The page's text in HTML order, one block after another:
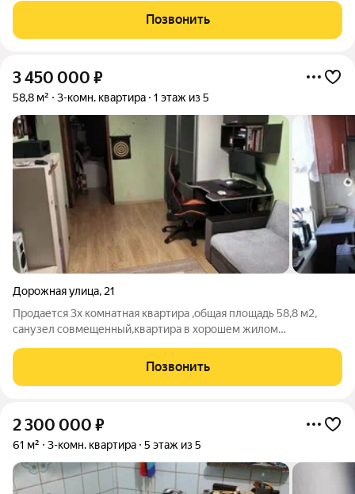
Позвонить
3 450 000 ₽
58,8 м² 3-комн. квартира 1 этаж из 5
Дорожная улица, 21
Продается 3х комнатная квартира ,общая площадь 58,8 м2,
санузел совмещенный,квартира в хорошем жилом
Позвонить
2 300 000 ₽
61 м² 3-комн. квартира 5 этаж из 5